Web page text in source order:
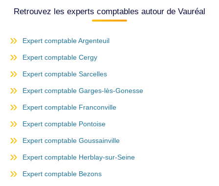
Retrouvez les experts comptables autour de Vauréal
Expert comptable Argenteuil
Expert comptable Cergy
Expert comptable Sarcelles
Expert comptable Garges-lès-Gonesse
Expert comptable Franconville
Expert comptable Pontoise
Expert comptable Goussainville
Expert comptable Herblay-sur-Seine
Expert comptable Bezons